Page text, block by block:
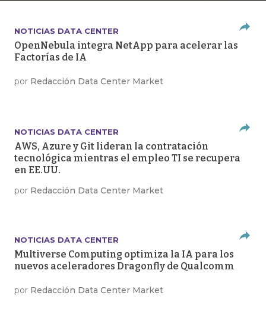
NOTICIAS DATA CENTER
OpenNebula integra NetApp para acelerar las
Factorías de IA
por Redacción Data Center Market
NOTICIAS DATA CENTER
AWS, Azure y Git lideran la contratación
tecnológica mientras el empleo TI se recupera
en EE.UU.
por Redacción Data Center Market
NOTICIAS DATA CENTER
Multiverse Computing optimiza la IA para los
nuevos aceleradores Dragonfly de Qualcomm
por Redacción Data Center Market